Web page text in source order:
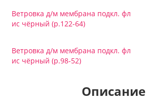
Ветровка д/м мембрана подкл. фл
ис чёрный (р.122-64)
Ветровка д/м мембрана подкл. фл
ис чёрный (р.98-52)
Описание